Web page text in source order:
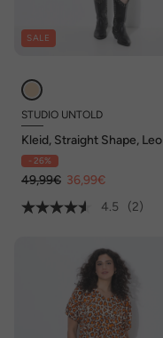
SALE
STUDIO UNTOLD
Kleid, Straight Shape, Leo
- 26%
49,99€ 36,99€
4.5
(2)